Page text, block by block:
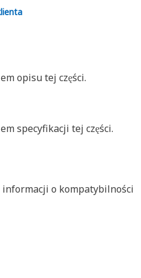
opisu tej części.
specyfikacji tej części.
o kompatybilności